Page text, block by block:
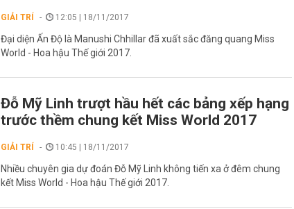
GIẢI TRÍ 12:05 | 18/11/2017
Đại diện Ấn Độ là Manushi Chhillar đã xuất sắc đăng quang Miss
World - Hoa hậu Thế giới 2017.
Đỗ Mỹ Linh trượt hầu hết các bảng xếp hạng
trước thềm chung kết Miss World 2017
GIẢI TRÍ 10:45 | 18/11/2017
Nhiều chuyên gia dự đoán Đỗ Mỹ Linh không tiến xa ở đêm chung
kết Miss World - Hoa hậu Thế giới 2017.